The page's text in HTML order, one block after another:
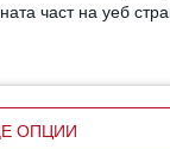
част на уеб
ОПЦИИ